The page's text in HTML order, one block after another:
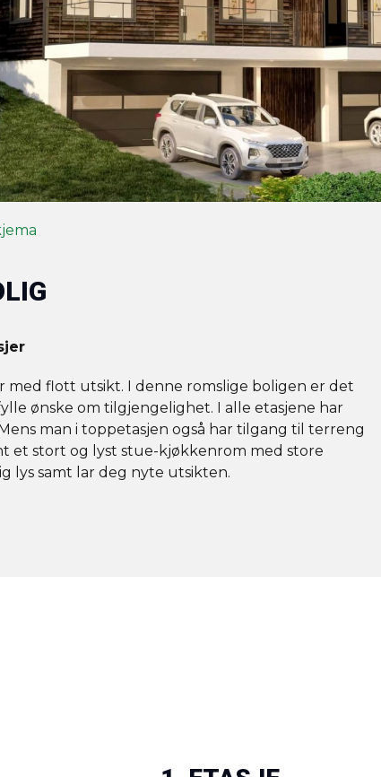
med flott utsikt. I denne romslige boligen er det
ønske om tilgjengelighet. I alle etasjene har
man i toppetasjen også har tilgang til terreng
et stort og lyst stue-kjøkkenrom med store
lys samt lar deg nyte utsikten.